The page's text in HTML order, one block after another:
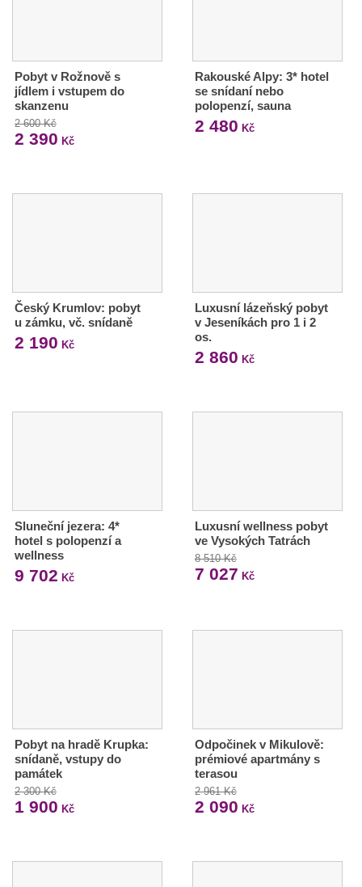
Pobyt v Rožnově s
jídlem i vstupem do
skanzenu
2 600 Kč
2 390 Kč
Rakouské Alpy: 3* hotel
se snídaní nebo
polopenzí, sauna
2 480 Kč
Český Krumlov: pobyt
u zámku, vč. snídaně
2 190 Kč
Luxusní lázeňský pobyt
v Jeseníkách pro 1 i 2
os.
2 860 Kč
Sluneční jezera: 4*
hotel s polopenzí a
wellness
9 702 Kč
Luxusní wellness pobyt
ve Vysokých Tatrách
8 510 Kč
7 027 Kč
Pobyt na hradě Krupka:
snídaně, vstupy do
památek
2 300 Kč
1 900 Kč
Odpočinek v Mikulově:
prémiové apartmány s
terasou
2 961 Kč
2 090 Kč